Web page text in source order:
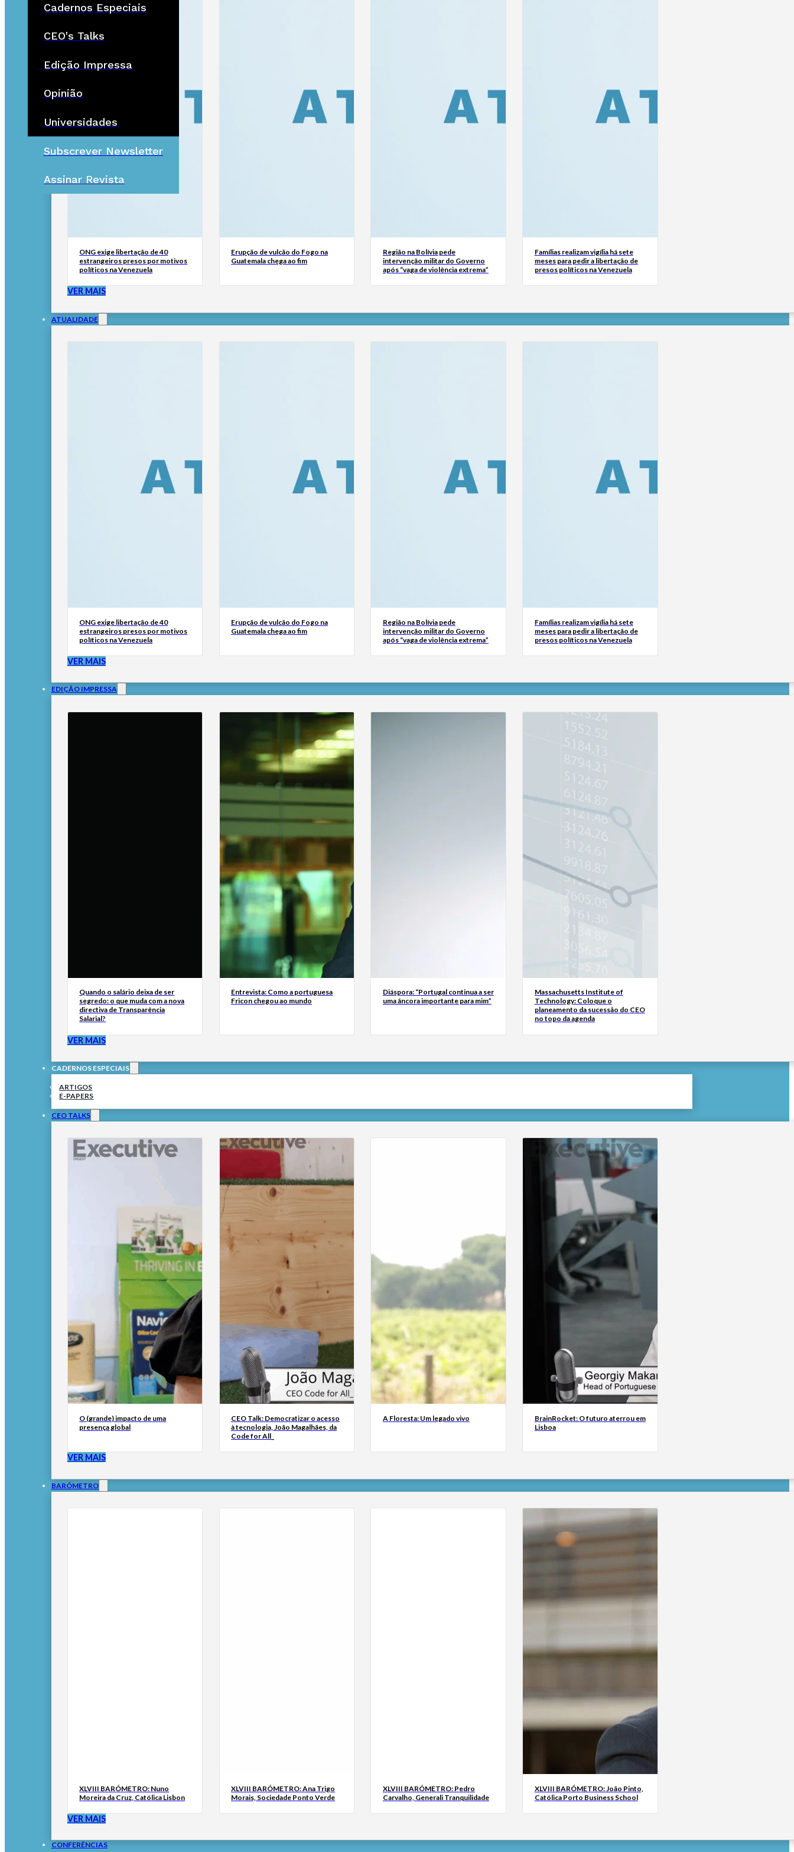
Cadernos Especiais
CEO's Talks
Edição Impressa
Opinião
Universidades
Subscrever Newsletter
Assinar Revista
ONG exige libertação de 40
estrangeiros presos por motivos
políticos na Venezuela
Erupção de vulcão do Fogo na
Guatemala chega ao fim
Região na Bolívia pede
intervenção militar do Governo
após “vaga de violência extrema”
Famílias realizam vigília há sete
meses para pedir a libertação de
presos políticos na Venezuela
VER MAIS
ATUALIDADE
ONG exige libertação de 40
estrangeiros presos por motivos
políticos na Venezuela
Erupção de vulcão do Fogo na
Guatemala chega ao fim
Região na Bolívia pede
intervenção militar do Governo
após “vaga de violência extrema”
Famílias realizam vigília há sete
meses para pedir a libertação de
presos políticos na Venezuela
VER MAIS
EDIÇÃO IMPRESSA
Quando o salário deixa de ser
segredo: o que muda com a nova
directiva de Transparência
Salarial?
Entrevista: Como a portuguesa
Fricon chegou ao mundo
Diáspora: “Portugal continua a ser
uma âncora importante para mim”
Massachusetts Institute of
Technology: Coloque o
planeamento da sucessão do CEO
no topo da agenda
VER MAIS
CADERNOS ESPECIAIS
ARTIGOS
E-PAPERS
CEO TALKS
O (grande) impacto de uma
presença global
CEO Talk: Democratizar o acesso
à tecnologia, João Magalhães, da
Code for All_
A Floresta: Um legado vivo
BrainRocket: O futuro aterrou em
Lisboa
VER MAIS
BARÓMETRO
XLVIII BARÓMETRO: Nuno
Moreira da Cruz, Católica Lisbon
XLVIII BARÓMETRO: Ana Trigo
Morais, Sociedade Ponto Verde
XLVIII BARÓMETRO: Pedro
Carvalho, Generali Tranquilidade
XLVIII BARÓMETRO: João Pinto,
Católica Porto Business School
VER MAIS
CONFERÊNCIAS